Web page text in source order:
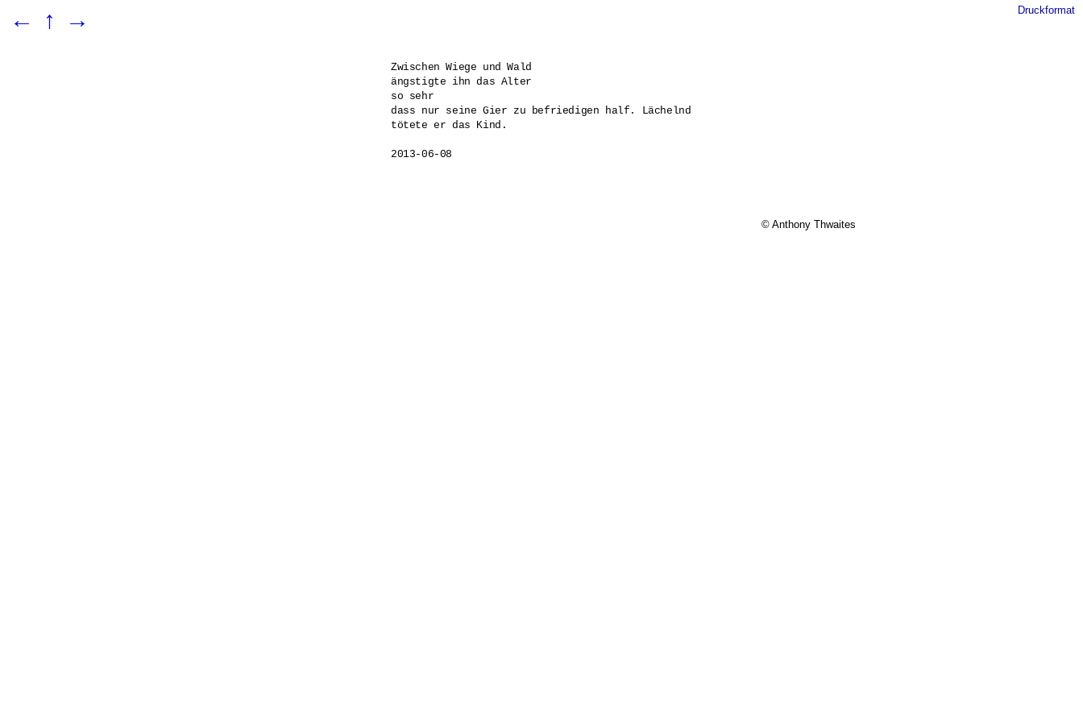
← ↑ → Druckformat
Zwischen Wiege und Wald
ängstigte ihn das Alter
so sehr
dass nur seine Gier zu befriedigen half. Lächelnd
tötete er das Kind.
© Anthony Thwaites